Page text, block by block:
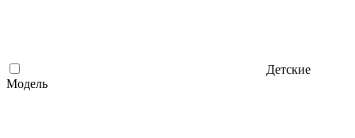
Детские
Модель